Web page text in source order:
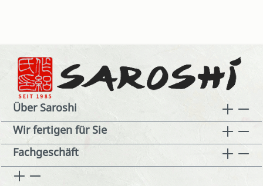
Über Saroshi
Wir fertigen für Sie
Fachgeschäft